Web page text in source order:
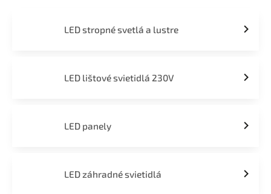
LED stropné svetlá a lustre
LED lištové svietidlá 230V
LED panely
LED záhradné svietidlá